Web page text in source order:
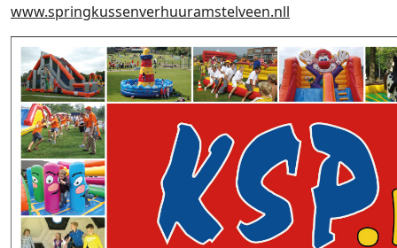
www.springkussenverhuuramstelveen.nll